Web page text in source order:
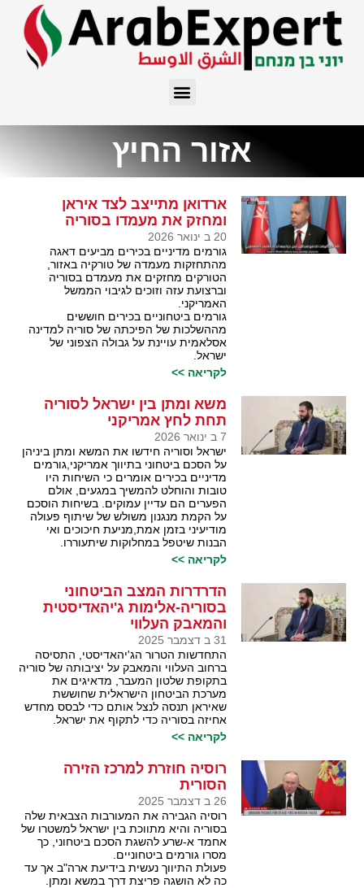
אזור החיץ
ארדואן מתייצב לצד איראן
ומחזק את מעמדו בסוריה
20 ב ינואר 2026
גורמים מדיניים בכירים מביעים דאגה
מהתחזקות מעמדה של טורקיה באזור,
הטורקים מחזקים את מעמדם בסוריה
וברצועת עזה וזוכים לגיבוי הממשל
האמריקני.
גורמים ביטחוניים בכירים חוששים
מההשלכות של הפיכתה של סוריה למדינה
אסלאמית עויינת על גבולה הצפוני של
ישראל.
לקריאה >>
משא ומתן בין ישראל לסוריה
תחת לחץ אמריקני
7 ב ינואר 2026
ישראל וסוריה חידשו את המשא ומתן ביניהן
על הסכם ביטחוני בתיווך אמריקני,גורמים
מדיניים בכירים אומרים כי השיחות היו
טובות והוחלט להמשיך במגעים, אולם
הפערים הם עדיין עמוקים. בשיחות הוסכם
על הקמת מנגנון משולש של שיתוף פעולה
מודיעיני בזמן אמת,מניעת חיכוכים ואי
הבנות שיטפל במחלוקות שיתעוררו.
לקריאה >>
הדרדרות המצב הביטחוני
בסוריה-אלימות ג'יהאדיסטית
והמאבק העלווי
31 ב דצמבר 2025
התחדשות הטרור הג'יהאדיסטי, התסיסה
ברחוב העלווי והמאבק על יציבותה של סוריה
בתקופת שלטון המעבר, מדאיגים את
מערכת הביטחון הישראלית שחוששת
שאיראן תנסה לנצל אותם כדי לבסס מחדש
אחיזה בסוריה כדי לתקוף את ישראל.
לקריאה >>
רוסיה חוזרת למרכז הזירה
הסורית
26 ב דצמבר 2025
רוסיה הגבירה את המעורבות הצבאית שלה
בסוריה והיא מתווכת בין ישראל למשטרו של
אחמד א-שרע להשגת הסכם ביטחוני, כך
מסרו גורמים ביטחוניים.
פעולת התיווך נעשית בידיעת ארה"ב אך עד
כה לא הושגה פריצת דרך במשא ומתן.